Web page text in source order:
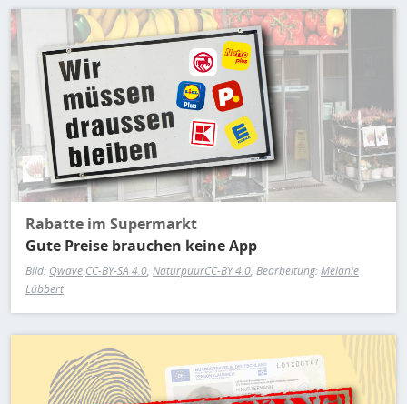
Bild
Rabatte im Supermarkt
Gute Preise brauchen keine App
Bild: Qwave CC-BY-SA 4.0, NaturpuurCC-BY 4.0, Bearbeitung:Melanie
Lübbert
Bild